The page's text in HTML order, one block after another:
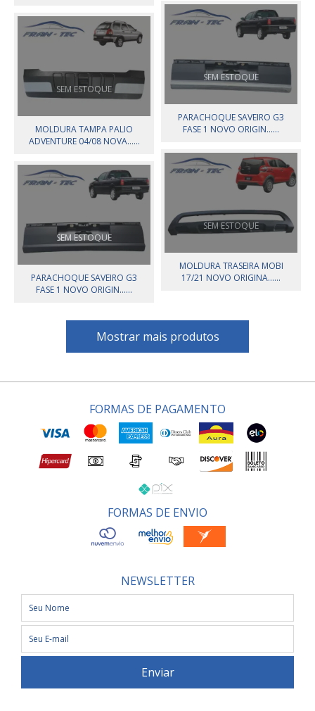
SEM ESTOQUE
MOLDURA TAMPA PALIO
ADVENTURE 04/08 NOVA......
SEM ESTOQUE
PARACHOQUE SAVEIRO G3
FASE 1 NOVO ORIGIN......
SEM ESTOQUE
PARACHOQUE SAVEIRO G3
FASE 1 NOVO ORIGIN......
SEM ESTOQUE
MOLDURA TRASEIRA MOBI
17/21 NOVO ORIGINA......
Mostrar mais produtos
FORMAS DE PAGAMENTO
FORMAS DE ENVIO
NEWSLETTER